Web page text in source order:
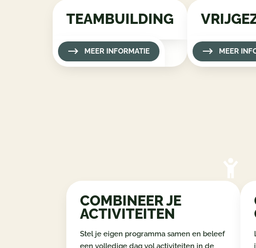
TEAMBUILDING
MEER INFORMATIE MEER
COMBINEER JE
ACTIVITEITEN
Stel je eigen programma samen en beleef
een volledige dag vol activiteiten in de